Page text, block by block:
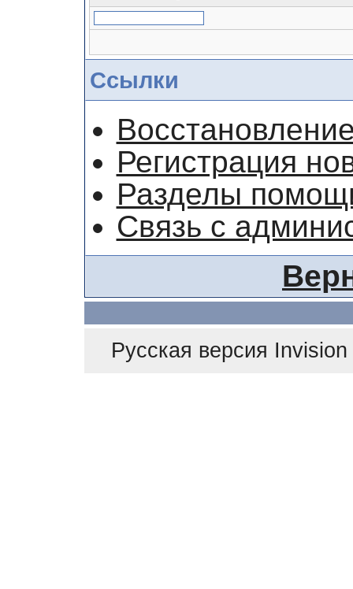
Ссылки
Регистрация
Разделы
Связь с
Русская версия